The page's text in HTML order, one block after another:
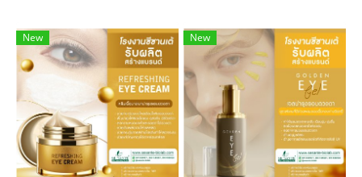
New New